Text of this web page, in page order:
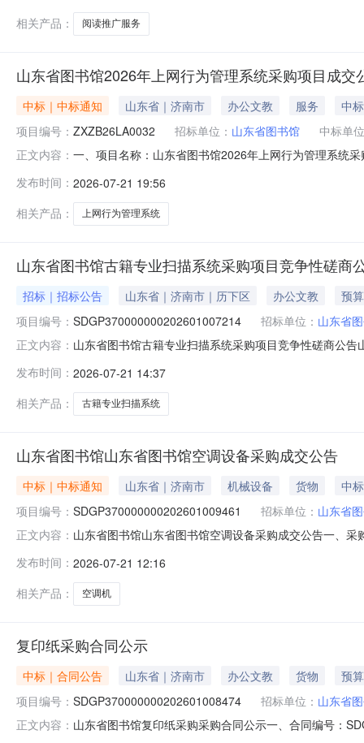
相关产品：
阅读推广服务
山东省图书馆2026年上网行为管理系统采购项目成交
中标｜中标通知 山东省｜济南市 办公文教 服务
中
项目编号： ZXZB26LA0032 招标单位： 山东省图书馆
中标单
正文内容： 一、项目名称：山东省图书馆2026年上网行为管理系统
程项目管理有限公司地址：济南市高新区新泺大街786
发布时间： 2026-07-21 19:56
相关产品：
上网行为管理系统
山东省图书馆古籍专业扫描系统采购项目竞争性磋商
招标｜招标公告 山东省｜济南市｜历下区 办公文教
预
项目编号： SDGP370000000202601007214 招标单位： 山东省
正文内容： 山东省图书馆古籍专业扫描系统采购项目竞争性磋商公
称：山东省图书馆古籍专业扫描系统采购项目采购方式
发布时间： 2026-07-21 14:37
相关产品：
古籍专业扫描系统
山东省图书馆山东省图书馆空调设备采购成交公告
中标｜中标通知 山东省｜济南市 机械设备 货物
中
项目编号： SDGP370000000202601009461 招标单位： 山东省
正文内容： 山东省图书馆山东省图书馆空调设备采购成交公告一、
司5.00000014730.000000元七、采购小组成员：无八、
发布时间： 2026-07-21 12:16
相关产品：
空调机
复印纸采购合同公示
中标｜合同公告 山东省｜济南市 办公文教 货物
预
项目编号： SDGP370000000202601008474 招标单位： 山东省
正文内容： 山东省图书馆复印纸采购采购合同公示一、合同编号：